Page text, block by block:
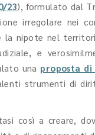
23), formulato dal
irregolare nei
nipote nel
e
una proposta
strumenti di
così a creare,